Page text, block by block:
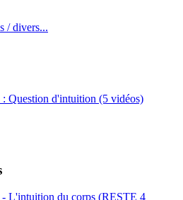
/ divers...
Question d'intuition (5 vidéos)
- L'intuition du corps (RESTE 4